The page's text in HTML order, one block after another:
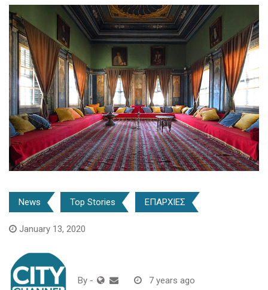
News Top Stories ΕΠΑΡΧΙΕΣ
January 13, 2020
By - 7 years ago